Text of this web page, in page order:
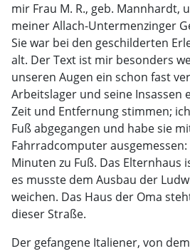
mir Frau M. R., geb. Mannhardt,
meiner Allach-Untermenzinger
Sie war bei den geschilderten
alt. Der Text ist mir besonders
unseren Augen ein schon fast
Arbeitslager und seine Insassen
Zeit und Entfernung stimmen;
Fuß abgegangen und habe sie
Fahrradcomputer ausgemessen:
Minuten zu Fuß. Das Elternhaus
es musste dem Ausbau der
weichen. Das Haus der Oma
dieser Straße.
Der gefangene Italiener, von